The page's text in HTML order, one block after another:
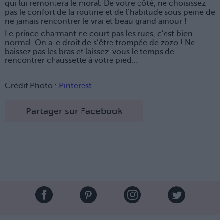
qui lui remontera le moral. De votre côté, ne choisissez
pas le confort de la routine et de l’habitude sous peine de
ne jamais rencontrer le vrai et beau grand amour !
Le prince charmant ne court pas les rues, c’est bien
normal. On a le droit de s’être trompée de zozo ! Ne
baissez pas les bras et laissez-vous le temps de
rencontrer chaussette à votre pied…
Crédit Photo : Pinterest
Partager sur Facebook